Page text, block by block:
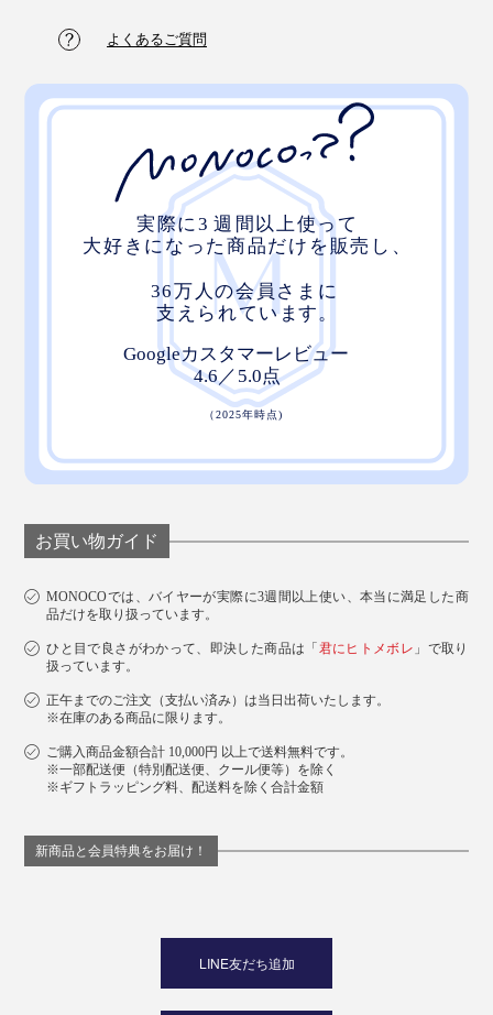
よくあるご質問
お買い物ガイド
MONOCOでは、バイヤーが実際に3週間以上使い、本当に満足した商
品だけを取り扱っています。
ひと目で良さがわかって、即決した商品は「 君にヒトメボレ 」で取り
扱っています。
正午までのご注文（支払い済み）は当日出荷いたします。
※在庫のある商品に限ります。
ご購入商品金額合計 10,000円 以上で送料無料です。
※一部配送便（特別配送便、クール便等）を除く
※ギフトラッピング料、配送料を除く合計金額
新商品と会員特典をお届け！
LINE友だち追加